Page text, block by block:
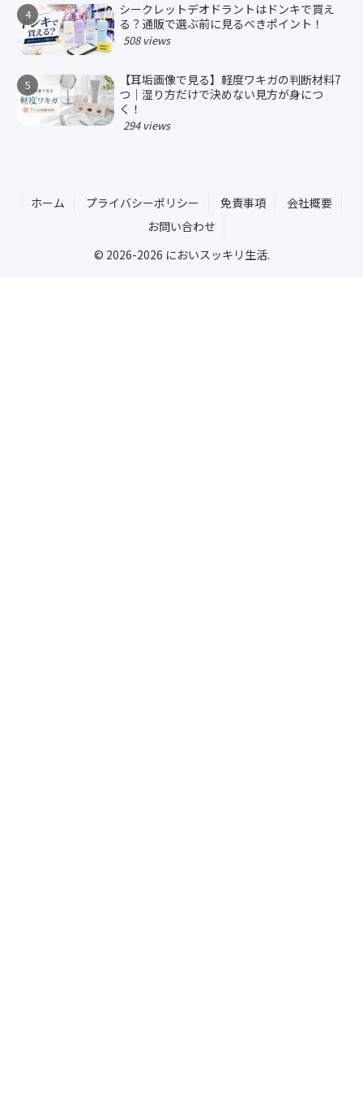
シークレットデオドラントはドンキで買え
る？通販で選ぶ前に見るべきポイント！
508 views
【耳垢画像で見る】軽度ワキガの判断材料7
つ｜湿り方だけで決めない見方が身につ
く！
294 views
ホーム プライバシーポリシー 免責事項
会社概要
お問い合わせ
© 2026-2026 においスッキリ生活.